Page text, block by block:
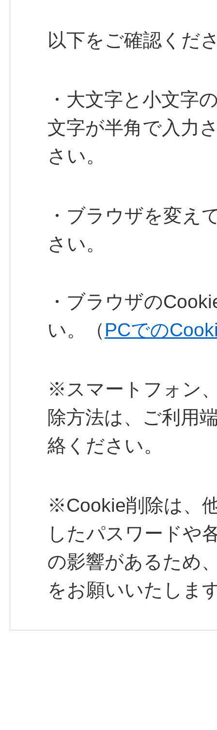
以下をご確認くだ
・大文字と小文字
文字が半角で入力
さい。
・ブラウザを変え
さい。
・ブラウザの
い。（ PCでの
※スマートフォン
除方法は、ご利用
絡ください。
※Cookie削除は、
したパスワードや
の影響があるため
をお願いいたしま